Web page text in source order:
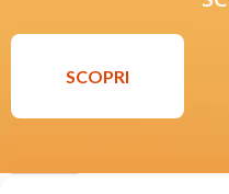
SCOPRI